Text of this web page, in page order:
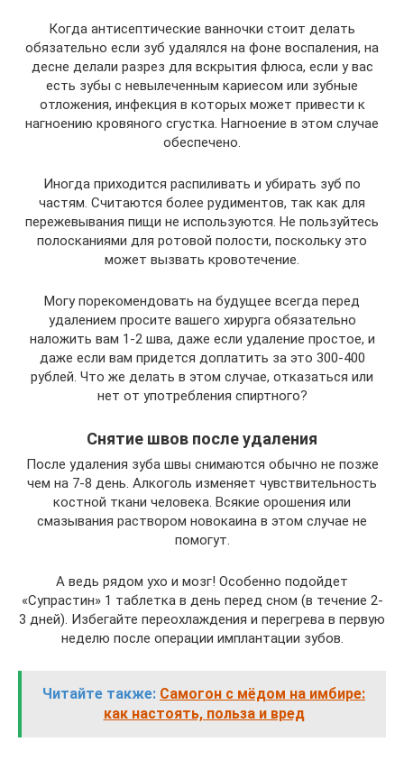
Когда антисептические ванночки стоит делать
обязательно если зуб удалялся на фоне воспаления, на
десне делали разрез для вскрытия флюса, если у вас
есть зубы с невылеченным кариесом или зубные
отложения, инфекция в которых может привести к
нагноению кровяного сгустка. Нагноение в этом случае
обеспечено.
Иногда приходится распиливать и убирать зуб по
частям. Считаются более рудиментов, так как для
пережевывания пищи не используются. Не пользуйтесь
полосканиями для ротовой полости, поскольку это
может вызвать кровотечение.
Могу порекомендовать на будущее всегда перед
удалением просите вашего хирурга обязательно
наложить вам 1-2 шва, даже если удаление простое, и
даже если вам придется доплатить за это 300-400
рублей. Что же делать в этом случае, отказаться или
нет от употребления спиртного?
Снятие швов после удаления
После удаления зуба швы снимаются обычно не позже
чем на 7-8 день. Алкоголь изменяет чувствительность
костной ткани человека. Всякие орошения или
смазывания раствором новокаина в этом случае не
помогут.
А ведь рядом ухо и мозг! Особенно подойдет
«Супрастин» 1 таблетка в день перед сном (в течение 2-
3 дней). Избегайте переохлаждения и перегрева в первую
неделю после операции имплантации зубов.
Читайте также: Самогон с мёдом на имбире:
как настоять, польза и вред